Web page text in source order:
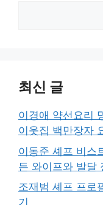
최신 글
이경애 약선요리
이웃집 백만장자
이동준 셰프 비스
든 와이프와 발달
조재범 셰프 프로
기